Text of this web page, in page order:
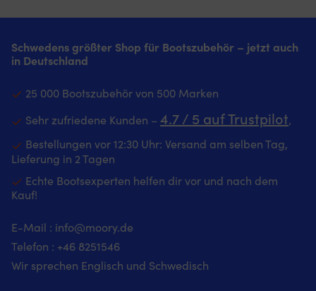
Schwedens größter Shop für Bootszubehör – jetzt auch
in Deutschland
25 000 Bootszubehör von 500 Marken
Sehr zufriedene Kunden – 4.7 / 5 auf Trustpilot‚
Bestellungen vor 12:30 Uhr: Versand am selben Tag,
Lieferung in 2 Tagen
Echte Bootsexperten helfen dir vor und nach dem
Kauf!
E-Mail : info@moory.de
Telefon : +46 8251546
Wir sprechen Englisch und Schwedisch